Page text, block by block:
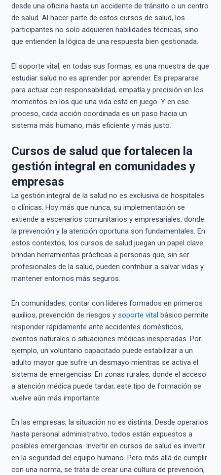
desde una oficina hasta un accidente de tránsito o un centro
de salud. Al hacer parte de estos cursos de salud, los
participantes no solo adquieren habilidades técnicas, sino
que entienden la lógica de una respuesta bien gestionada.
El soporte vital, en todas sus formas, es una muestra de que
estudiar salud no es aprender por aprender. Es prepararse
para actuar con responsabilidad, empatía y precisión en los
momentos en los que una vida está en juego. Y en ese
proceso, cada acción coordinada es un paso hacia un
sistema más humano, más eficiente y más justo.
Cursos de salud que fortalecen la
gestión integral en comunidades y
empresas
La gestión integral de la salud no es exclusiva de hospitales
o clínicas. Hoy más que nunca, su implementación se
extiende a escenarios comunitarios y empresariales, donde
la prevención y la atención oportuna son fundamentales. En
estos contextos, los cursos de salud juegan un papel clave:
brindan herramientas prácticas a personas que, sin ser
profesionales de la salud, pueden contribuir a salvar vidas y
mantener entornos más seguros.
En comunidades, contar con líderes formados en primeros
auxilios, prevención de riesgos y soporte vital básico permite
responder rápidamente ante accidentes domésticos,
eventos naturales o situaciones médicas inesperadas. Por
ejemplo, un voluntario capacitado puede estabilizar a un
adulto mayor que sufre un desmayo mientras se activa el
sistema de emergencias. En zonas rurales, donde el acceso
a atención médica puede tardar, este tipo de formación se
vuelve aún más importante.
En las empresas, la situación no es distinta. Desde operarios
hasta personal administrativo, todos están expuestos a
posibles emergencias. Invertir en cursos de salud es invertir
en la seguridad del equipo humano. Pero más allá de cumplir
con una norma, se trata de crear una cultura de prevención,